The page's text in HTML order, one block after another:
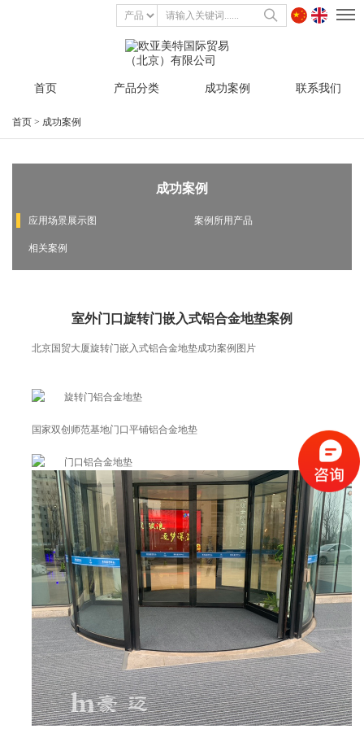
首页 产品分类 成功案例 联系我们
首页 > 成功案例
成功案例
应用场景展示图 案例所用产品
相关案例
室外门口旋转门嵌入式铝合金地垫案例
北京国贸大厦旋转门嵌入式铝合金地垫成功案例图片
国家双创师范基地门口平铺铝合金地垫